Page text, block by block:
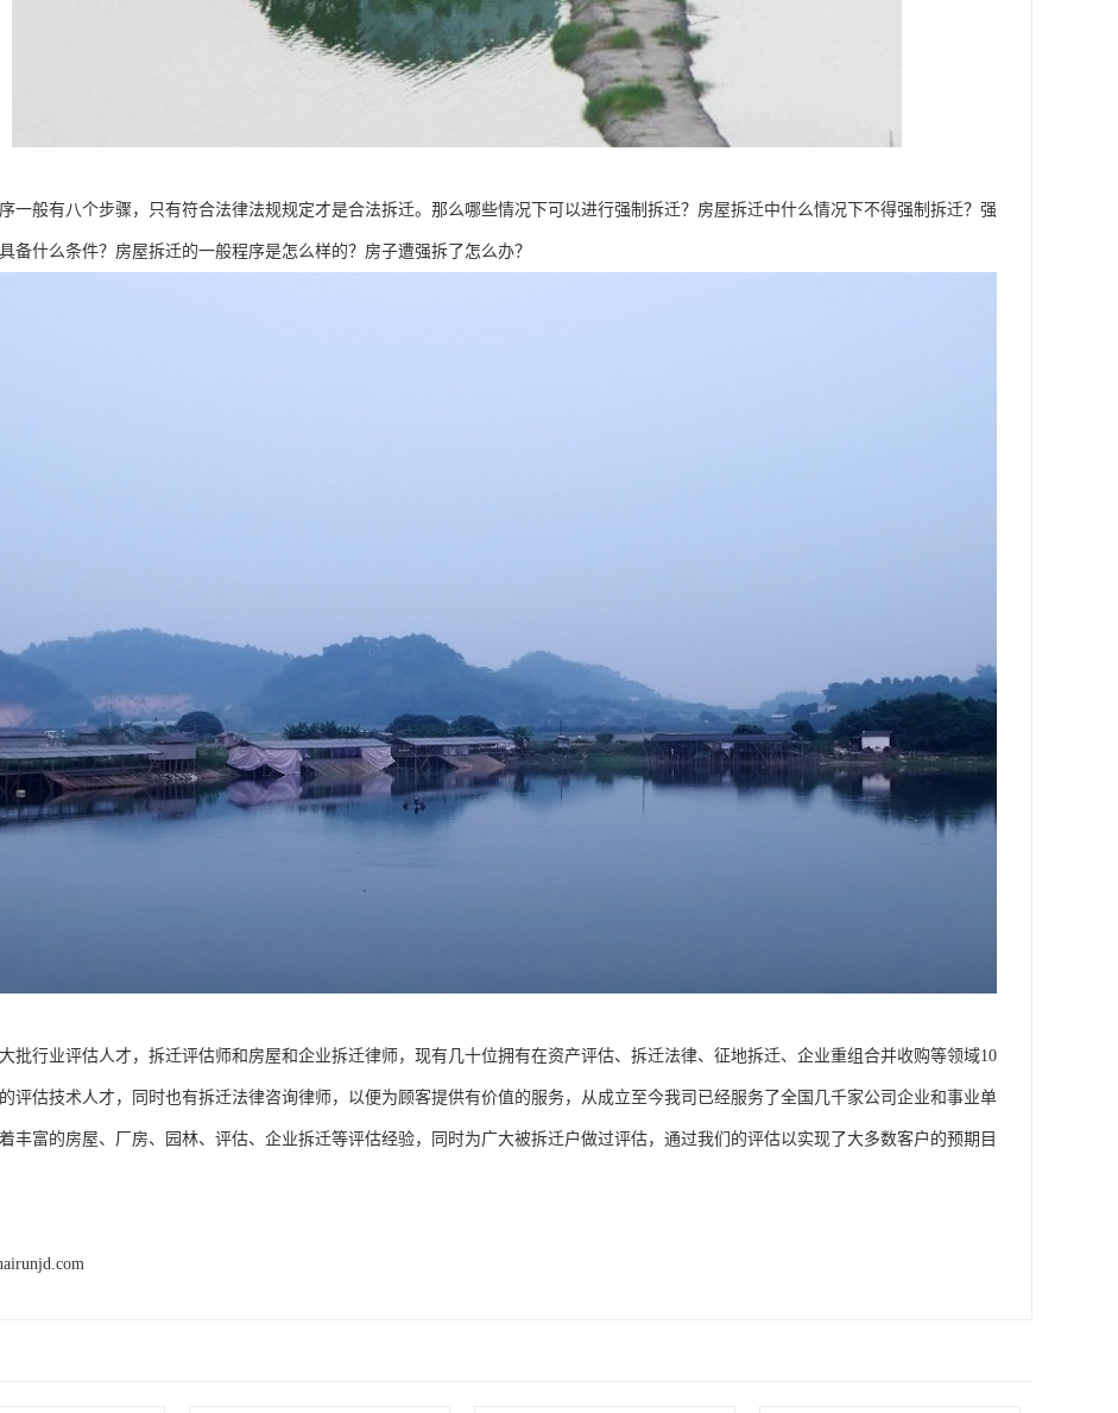
一般有八个步骤，只有符合法律法规规定才是合法拆迁。那么哪些情况下可以进行强制拆迁？房屋拆迁中什么情况下不得强制拆迁？强
备什么条件？房屋拆迁的一般程序是怎么样的？房子遭强拆了怎么办？
批行业评估人才，拆迁评估师和房屋和企业拆迁律师，现有几十位拥有在资产评估、拆迁法律、征地拆迁、企业重组合并收购等领域10
评估技术人才，同时也有拆迁法律咨询律师，以便为顾客提供有价值的服务，从成立至今我司已经服务了全国几千家公司企业和事业单
丰富的房屋、厂房、园林、评估、企业拆迁等评估经验，同时为广大被拆迁户做过评估，通过我们的评估以实现了大多数客户的预期目